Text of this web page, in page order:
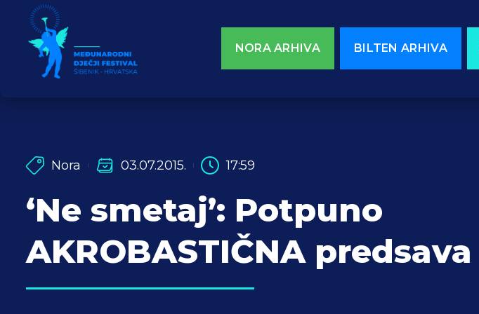
NORA ARHIVA BILTEN ARHIVA
Nora 03.07.2015. 17:59
‘Ne smetaj’: Potpuno
AKROBASTIČNA predsava